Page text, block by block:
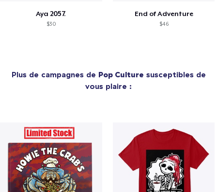
Aya 2057.
$30
End of Adventure
$46
Plus de campagnes de Pop Culture susceptibles de
vous plaire :